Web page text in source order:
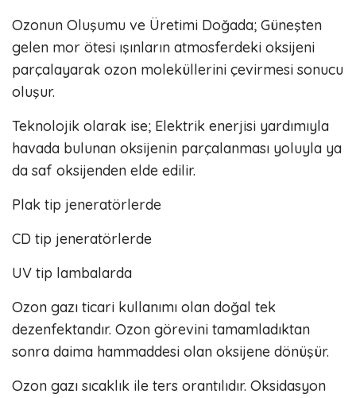
Ozonun Oluşumu ve Üretimi Doğada; Güneşten
gelen mor ötesi ışınların atmosferdeki oksijeni
parçalayarak ozon moleküllerini çevirmesi sonucu
oluşur.
Teknolojik olarak ise; Elektrik enerjisi yardımıyla
havada bulunan oksijenin parçalanması yoluyla ya
da saf oksijenden elde edilir.
Plak tip jeneratörlerde
CD tip jeneratörlerde
UV tip lambalarda
Ozon gazı ticari kullanımı olan doğal tek
dezenfektandır. Ozon görevini tamamladıktan
sonra daima hammaddesi olan oksijene dönüşür.
Ozon gazı sıcaklık ile ters orantılıdır. Oksidasyon